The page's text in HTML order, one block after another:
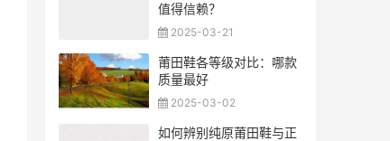
值得信赖？
2025-03-21
莆田鞋各等级对比：哪款
质量最好
2025-03-02
如何辨别纯原莆田鞋与正